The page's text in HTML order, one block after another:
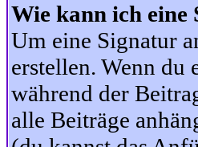
Wie kann ich eine
Um eine Signatur
erstellen. Wenn
während der
alle Beiträge